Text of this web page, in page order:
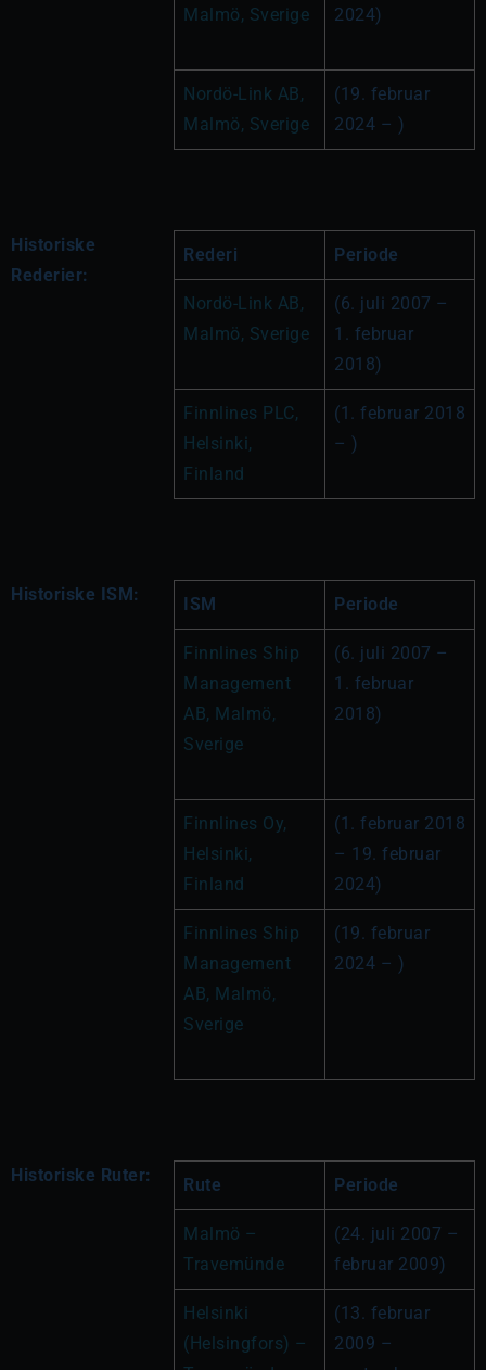
Malmö, Sverige 2024)
Nordö-Link AB,
Malmö, Sverige
(19. februar
2024 – )
Historiske
Rederier:
Rederi Periode
Nordö-Link AB,
Malmö, Sverige
(6. juli 2007 –
1. februar
2018)
Finnlines PLC,
Helsinki,
Finland
(1. februar 2018
– )
Historiske ISM: ISM Periode
Finnlines Ship
Management
AB, Malmö,
Sverige
(6. juli 2007 –
1. februar
2018)
Finnlines Oy,
Helsinki,
Finland
(1. februar 2018
– 19. februar
2024)
Finnlines Ship
Management
AB, Malmö,
Sverige
(19. februar
2024 – )
Historiske Ruter: Rute Periode
Malmö –
Travemünde
(24. juli 2007 –
februar 2009)
Helsinki
(Helsingfors) –
(13. februar
2009 –